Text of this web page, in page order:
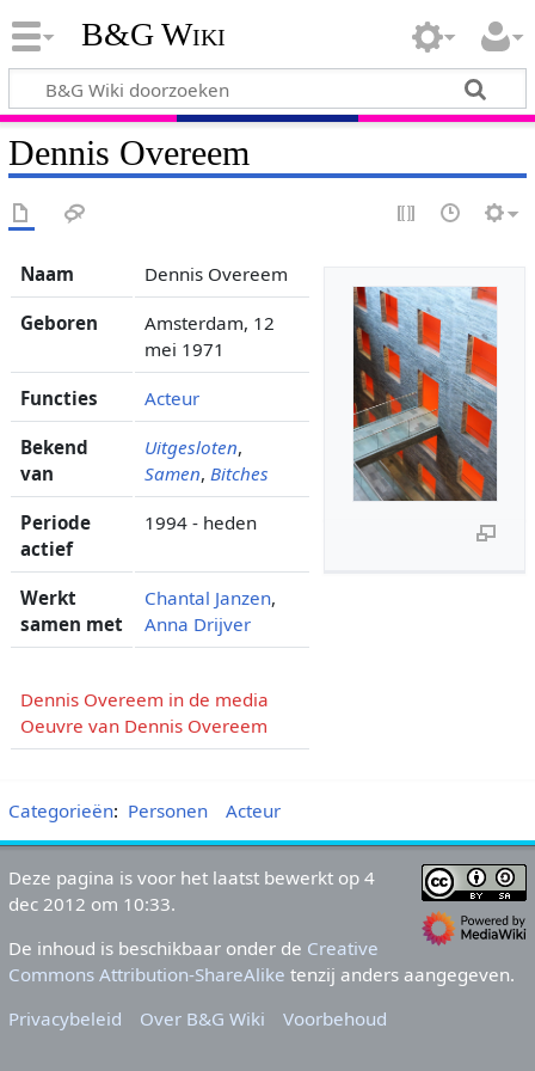
B&G Wiki
Dennis Overeem
Naam Dennis Overeem
Geboren
Amsterdam, 12
mei 1971
Functies Acteur
Bekend
van
Uitgesloten,
Samen, Bitches
Periode
actief
1994 - heden
Werkt
samen met
Chantal Janzen,
Anna Drijver
Dennis Overeem in de media
Oeuvre van Dennis Overeem
Categorieën: Personen Acteur
Deze pagina is voor het laatst bewerkt op 4
dec 2012 om 10:33.
De inhoud is beschikbaar onder de Creative
Commons Attribution-ShareAlike tenzij anders aangegeven.
Privacybeleid
Over B&G Wiki Voorbehoud